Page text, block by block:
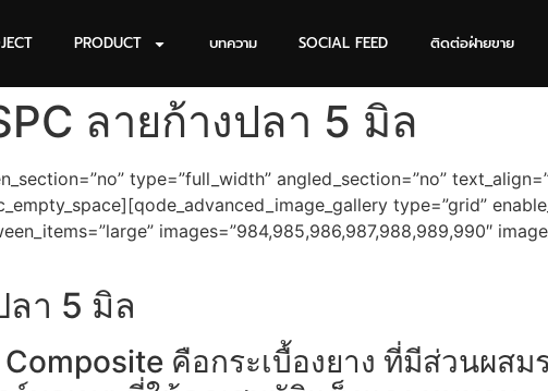
PRODUCT บทความ SOCIAL FEED ติดต่อฝ่ายขาย
ลายก้างปลา 5 มิล
type=”full_width” angled_section=”no”
type=”grid”
images=”984,985,986,987,988,989,990″
ลา 5 มิล
คือกระเบื้องยาง ที่มีส่วนผส